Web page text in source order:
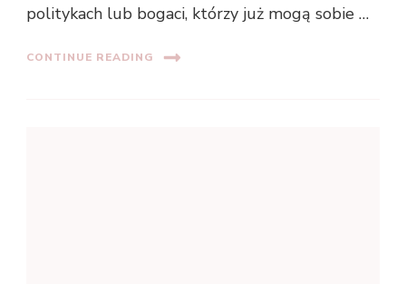
politykach lub bogaci, którzy już mogą sobie …
CONTINUE READING